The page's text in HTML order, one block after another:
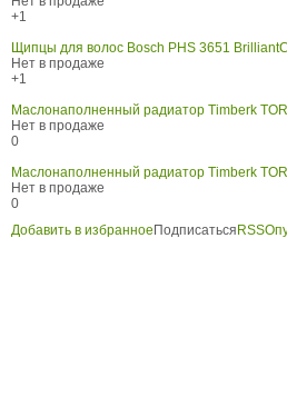
+1
Щипцы для волос Bosch PHS 3651
Нет в продаже
+1
Маслонаполненный радиатор Timberk
Нет в продаже
0
Маслонаполненный радиатор Timberk
Нет в продаже
0
Добавить в избранное Подписаться RSS